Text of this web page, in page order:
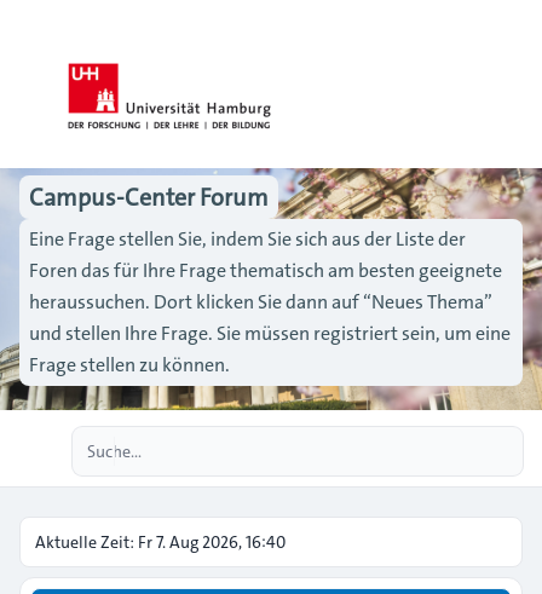
Campus-Center Forum
Eine Frage stellen Sie, indem Sie sich aus der Liste der
Foren das für Ihre Frage thematisch am besten geeignete
heraussuchen. Dort klicken Sie dann auf “Neues Thema”
und stellen Ihre Frage. Sie müssen registriert sein, um eine
Frage stellen zu können.
Aktuelle Zeit: Fr 7. Aug 2026, 16:40